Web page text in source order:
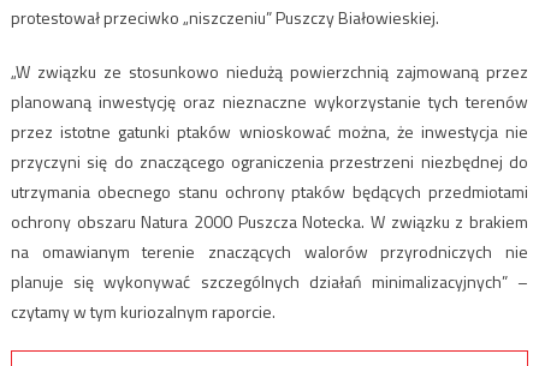
protestował przeciwko „niszczeniu” Puszczy Białowieskiej.
„W związku ze stosunkowo niedużą powierzchnią zajmowaną przez
planowaną inwestycję oraz nieznaczne wykorzystanie tych terenów
przez istotne gatunki ptaków wnioskować można, że inwestycja nie
przyczyni się do znaczącego ograniczenia przestrzeni niezbędnej do
utrzymania obecnego stanu ochrony ptaków będących przedmiotami
ochrony obszaru Natura 2000 Puszcza Notecka. W związku z brakiem
na omawianym terenie znaczących walorów przyrodniczych nie
planuje się wykonywać szczególnych działań minimalizacyjnych” –
czytamy w tym kuriozalnym raporcie.